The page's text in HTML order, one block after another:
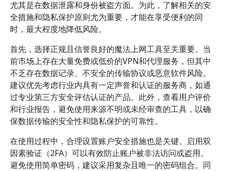
尤其是在数据泄露和身份被盗方面。为此，了解相关的安
全措施和隐私保护原则尤为重要，才能在享受便利的同
时，最大程度地降低风险。
首先，选择正规且信誉良好的魔法上网工具至关重要。当
前市场上存在大量免费或低价的VPN和代理服务，但其中
不乏存在数据记录、不安全的传输协议或恶意软件风险。
建议优先考虑行业内具有一定声誉和认证的服务商，如通
过专业第三方安全评估认证的产品。此外，查看用户评价
和行业报告，避免使用来源不明或未经审查的工具，以确
保数据传输的安全性和隐私保护的可靠性。
在使用过程中，合理设置账户安全措施也是关键。启用双
因素验证（2FA）可以有效防止账户被非法访问或盗用。
避免使用简单密码，建议采用复杂且唯一的密码组合。同